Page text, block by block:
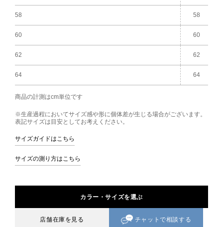
58 58
60 60
62 62
64 64
商品の計測はcm単位です
※生産過程においてサイズ感や形に個体差が生じる場合がございます。
表記サイズは目安としてお考えください。
サイズガイドはこちら
サイズの測り方はこちら
カラー・サイズを選ぶ
店舗在庫を見る チャットで相談する